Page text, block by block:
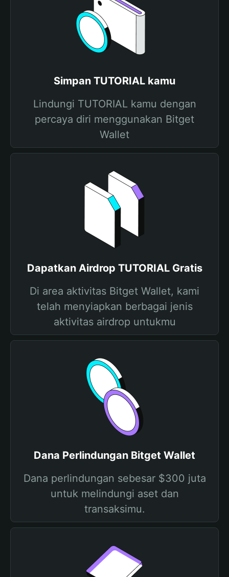
Simpan TUTORIAL kamu
Lindungi TUTORIAL kamu dengan
percaya diri menggunakan Bitget
Wallet
Dapatkan Airdrop TUTORIAL Gratis
Di area aktivitas Bitget Wallet, kami
telah menyiapkan berbagai jenis
aktivitas airdrop untukmu
Dana Perlindungan Bitget Wallet
Dana perlindungan sebesar $300 juta
untuk melindungi aset dan
transaksimu.